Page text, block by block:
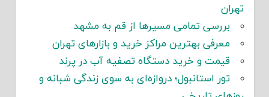
تهران
بررسی تمامی مسیرها از قم به مشهد
معرفی بهترین مراکز خرید و بازارهای تهران
قیمت و خرید دستگاه تصفیه آب در پرند
تور استانبول؛ دروازه‌ای به سوی زندگی شبانه و